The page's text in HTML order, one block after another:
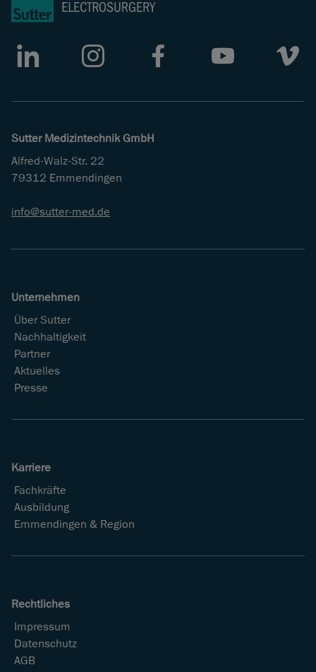
Sutter Medizintechnik GmbH
Alfred-Walz-Str. 22
79312 Emmendingen
info sutter-med de
Unternehmen
Über Sutter
Nachhaltigkeit
Partner
Aktuelles
Presse
Karriere
Fachkräfte
Ausbildung
Emmendingen & Region
Rechtliches
Impressum
Datenschutz
AGB